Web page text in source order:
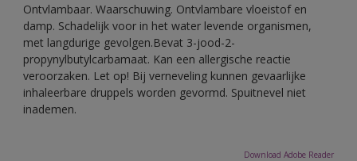
Ontvlambaar. Waarschuwing. Ontvlambare vloeistof en
damp. Schadelijk voor in het water levende organismen,
met langdurige gevolgen.Bevat 3-jood-2-
propynylbutylcarbamaat. Kan een allergische reactie
veroorzaken. Let op! Bij verneveling kunnen gevaarlijke
inhaleerbare druppels worden gevormd. Spuitnevel niet
inademen.
Download Adobe Reader